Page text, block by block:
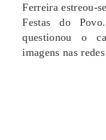
Ferreira estreou-
Festas do
questionou o
imagens nas